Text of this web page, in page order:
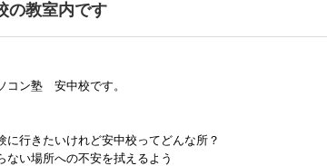
の教室内です
コン塾 安中校です。
に行きたいけれど安中校ってどんな所？
ない場所への不安を拭えるよう